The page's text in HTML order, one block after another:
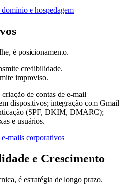
e hospedagem
é posicionamento.
credibilidade.
improviso.
de contas de e-mail
dispositivos; integração com Gmail
(SPF, DKIM, DMARC);
e usuários.
e-mails corporativos
e Crescimento
é estratégia de longo prazo.